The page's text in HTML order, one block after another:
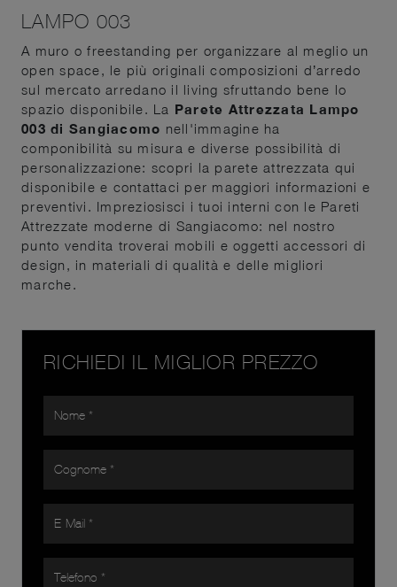
LAMPO 003
A muro o freestanding per organizzare al meglio un
open space, le più originali composizioni d’arredo
sul mercato arredano il living sfruttando bene lo
spazio disponibile. La Parete Attrezzata Lampo
003 di Sangiacomo nell'immagine ha
componibilità su misura e diverse possibilità di
personalizzazione: scopri la parete attrezzata qui
disponibile e contattaci per maggiori informazioni e
preventivi. Impreziosisci i tuoi interni con le Pareti
Attrezzate moderne di Sangiacomo: nel nostro
punto vendita troverai mobili e oggetti accessori di
design, in materiali di qualità e delle migliori
marche.
RICHIEDI IL MIGLIOR PREZZO